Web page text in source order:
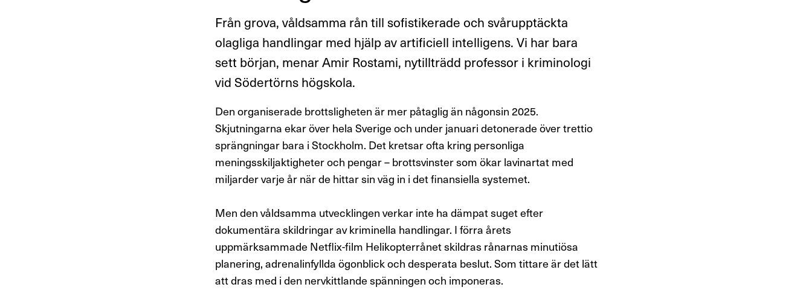
Från grova, våldsamma rån till sofistikerade och svårupptäckta
olagliga handlingar med hjälp av artificiell intelligens. Vi har bara
sett början, menar Amir Rostami, nytillträdd professor i kriminologi
vid Södertörns högskola.
Den organiserade brottsligheten är mer påtaglig än någonsin 2025.
Skjutningarna ekar över hela Sverige och under januari detonerade över trettio
sprängningar bara i Stockholm. Det kretsar ofta kring personliga
meningsskiljaktigheter och pengar – brottsvinster som ökar lavinartat med
miljarder varje år när de hittar sin väg in i det finansiella systemet.
Men den våldsamma utvecklingen verkar inte ha dämpat suget efter
dokumentära skildringar av kriminella handlingar. I förra årets
uppmärksammade Netflix-film Helikopterrånet skildras rånarnas minutiösa
planering, adrenalinfyllda ögonblick och desperata beslut. Som tittare är det lätt
att dras med i den nervkittlande spänningen och imponeras.